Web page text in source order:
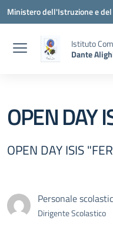
Vai ai contenuti
Vai al menu di navigazione
Vai al footer
Ministero dell'Istruzione e
Istituto
Dante
OPEN DAY
OPEN DAY ISIS
Personale
Dirigente Scolastico